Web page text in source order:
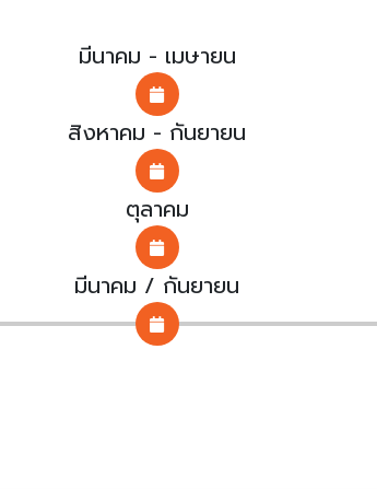
มีนาคม - เมษายน
สิงหาคม - กันยายน
ตุลาคม
มีนาคม / กันยายน